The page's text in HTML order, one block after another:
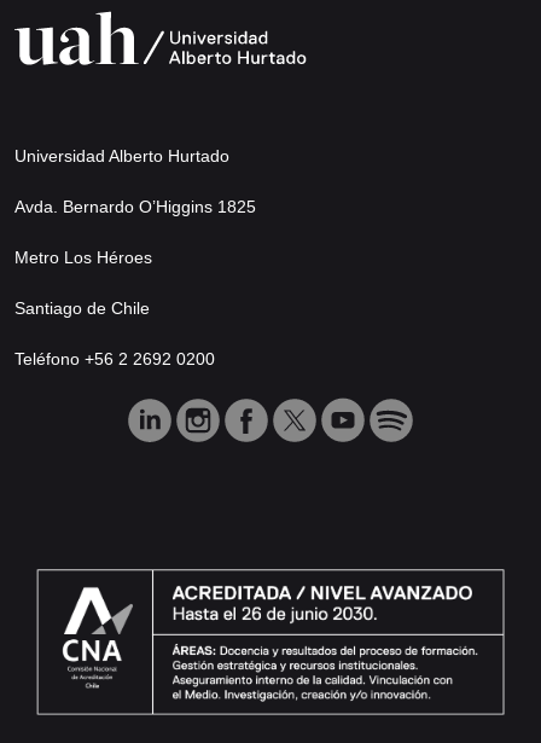
Universidad Alberto Hurtado
Avda. Bernardo O’Higgins 1825
Metro Los Héroes
Santiago de Chile
Teléfono +56 2 2692 0200